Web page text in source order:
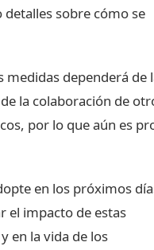
sobre cómo se
medidas dependerá de
la colaboración de
por lo que aún es
en los próximos
el impacto de estas
en la vida de los